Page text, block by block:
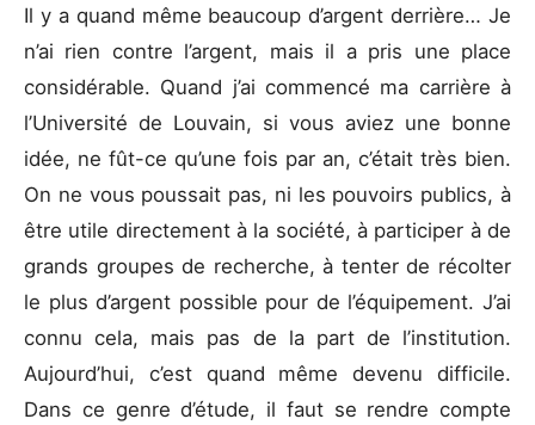
Il y a quand même beaucoup d’argent derrière… Je
n’ai rien contre l’argent, mais il a pris une place
considérable. Quand j’ai commencé ma carrière à
l’Université de Louvain, si vous aviez une bonne
idée, ne fût-ce qu’une fois par an, c’était très bien.
On ne vous poussait pas, ni les pouvoirs publics, à
être utile directement à la société, à participer à de
grands groupes de recherche, à tenter de récolter
le plus d’argent possible pour de l’équipement. J’ai
connu cela, mais pas de la part de l’institution.
Aujourd’hui, c’est quand même devenu difficile.
Dans ce genre d’étude, il faut se rendre compte